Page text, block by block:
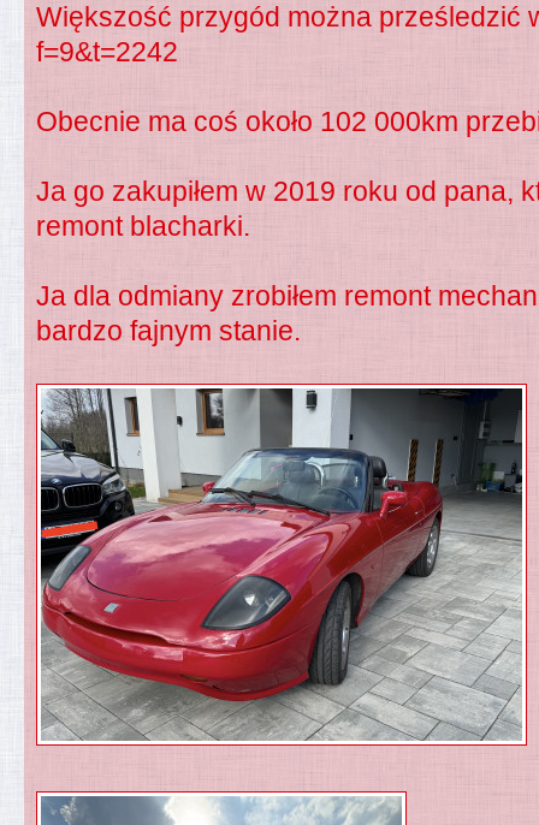
Większość przygód można prześledzić
f=9&t=2242
Obecnie ma coś około 102 000km
Ja go zakupiłem w 2019 roku od pana,
remont blacharki.
Ja dla odmiany zrobiłem remont
bardzo fajnym stanie.